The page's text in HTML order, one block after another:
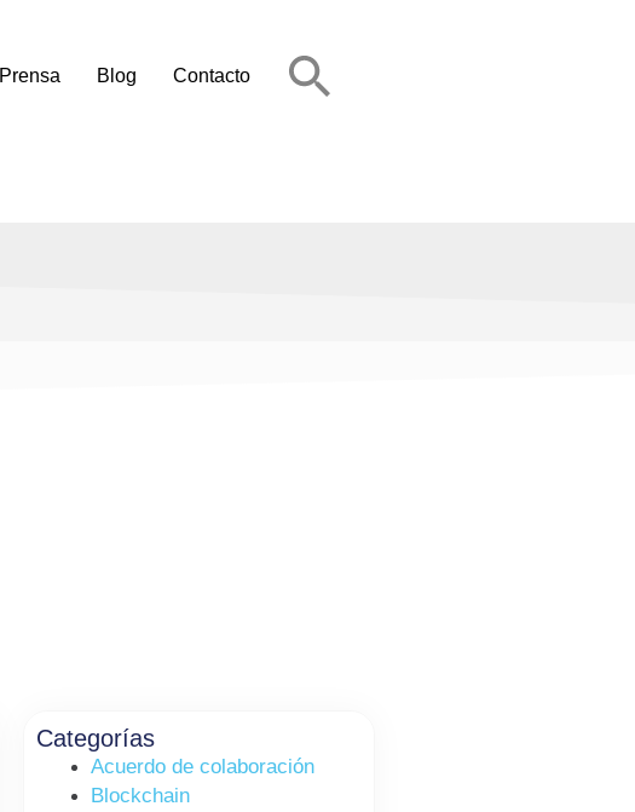
Prensa Blog Contacto
Categorías
Acuerdo de colaboración
Blockchain